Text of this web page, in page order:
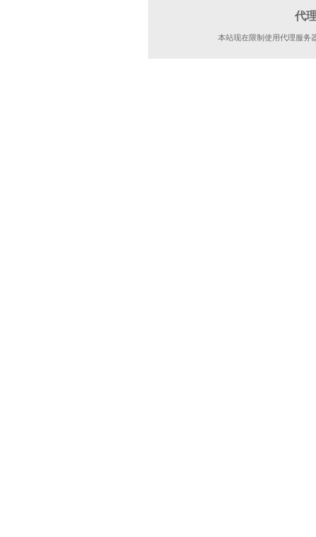
代
本站现在限制使用代理服务